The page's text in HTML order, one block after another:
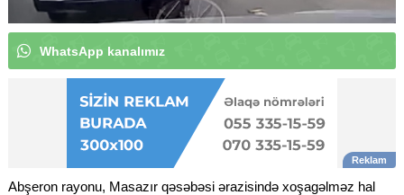
WhatsApp kanalımız
Abşeron rayonu, Masazır qəsəbəsi ərazisində xoşagəlməz hal